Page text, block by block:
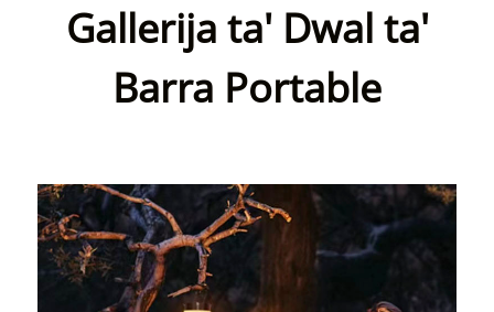
Gallerija ta' Dwal ta'
Barra Portable